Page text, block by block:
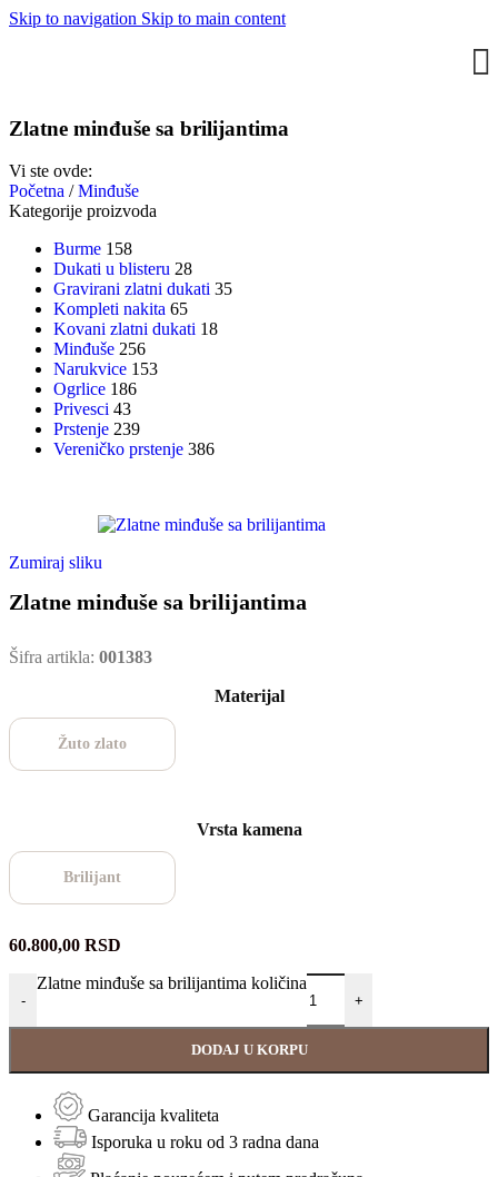
Skip to navigation Skip to main content
Zlatne minđuše sa brilijantima
Vi ste ovde:
Početna / Minđuše
Kategorije proizvoda
Burme 158
Dukati u blisteru 28
Gravirani zlatni dukati 35
Kompleti nakita 65
Kovani zlatni dukati 18
Minđuše 256
Narukvice 153
Ogrlice 186
Privesci 43
Prstenje 239
Vereničko prstenje 386
Zumiraj sliku
Zlatne minđuše sa brilijantima
Šifra artikla: 001383
Materijal
Žuto zlato
Vrsta kamena
Brilijant
60.800,00 RSD
-
Zlatne minđuše sa brilijantima količina
+
DODAJ U KORPU
Garancija kvaliteta
Isporuka u roku od 3 radna dana